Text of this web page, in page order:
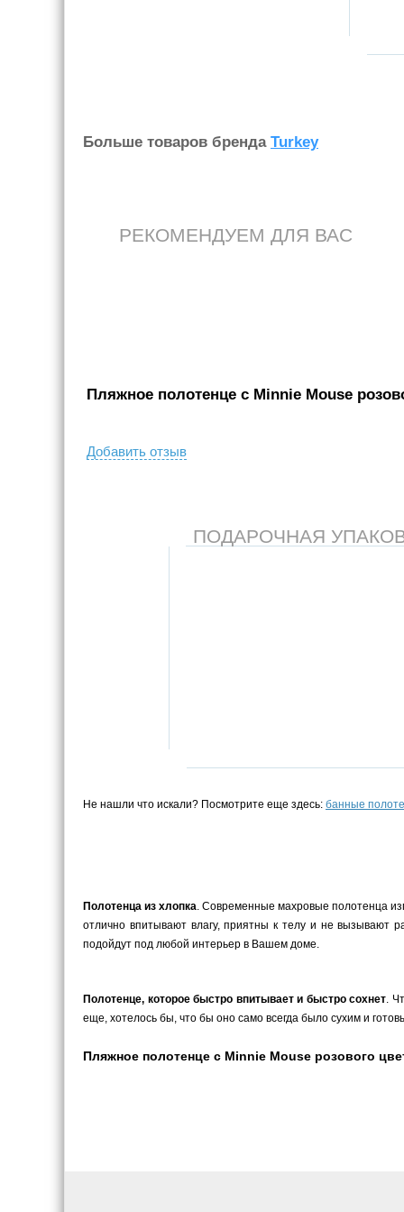
Больше товаров бренда Turkey
РЕКОМЕНДУЕМ ДЛЯ ВАС
Пляжное полотенце с Minnie Mouse
Добавить отзыв
ПОДАРОЧНАЯ
Не нашли что искали? Посмотрите еще здесь: банные
Полотенца из хлопка. Современные махровые полотенца
отлично впитывают влагу, приятны к телу и не вызывают
подойдут под любой интерьер в Вашем доме.
Полотенце, которое быстро впитывает и быстро сохнет.
еще, хотелось бы, что бы оно само всегда было сухим и
Пляжное полотенце с Minnie Mouse розового